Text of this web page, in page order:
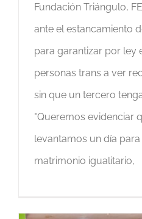
Fundación Triángulo,
ante el estancamiento
para garantizar por ley
personas trans a ver
sin que un tercero
"Queremos evidenciar
levantamos un día
matrimonio igualitario,